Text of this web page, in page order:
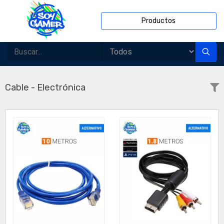
Productos
Cable - Electrónica